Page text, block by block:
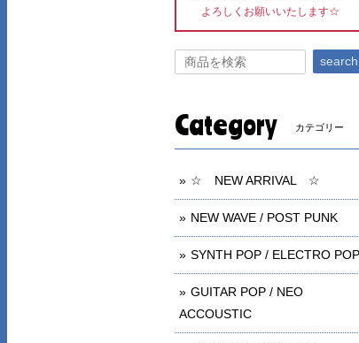
よろしくお願いいたします☆
search
Category カテゴリー
☆ NEW ARRIVAL ☆
NEW WAVE / POST PUNK
SYNTH POP / ELECTRO POP
GUITAR POP / NEO
ACCOUSTIC